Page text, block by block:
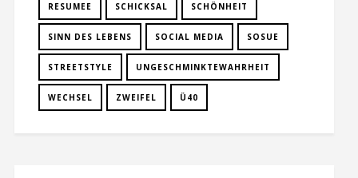
RESUMEE SCHICKSAL SCHÖNHEIT
SINN DES LEBENS SOCIAL MEDIA SOSUE
STREETSTYLE UNGESCHMINKTEWAHRHEIT
WECHSEL ZWEIFEL Ü40